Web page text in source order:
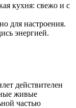
кухня: свежо и с
для настроения.
энергией.
действителен
живые
частью